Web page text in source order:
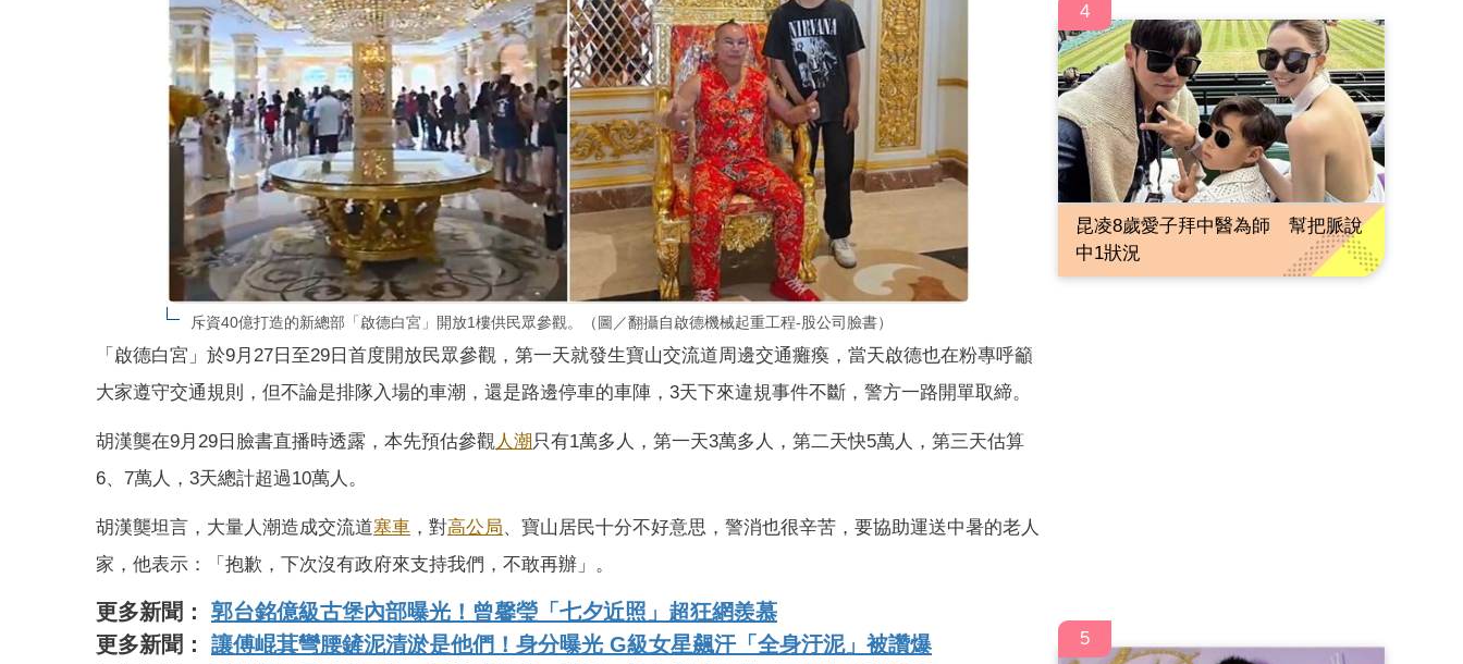
斥資40億打造的新總部「啟德白宮」開放1樓供民眾參觀。（圖／翻攝自啟德機械起重工程-股公司臉書）
「啟德白宮」於9月27日至29日首度開放民眾參觀，第一天就發生寶山交流道周邊交通癱瘓，當天啟德也在粉專呼籲
大家遵守交通規則，但不論是排隊入場的車潮，還是路邊停車的車陣，3天下來違規事件不斷，警方一路開單取締。
胡漢龑在9月29日臉書直播時透露，本先預估參觀人潮 只有1萬多人，第一天3萬多人，第二天快5萬人，第三天估算
6、7萬人，3天總計超過10萬人。
胡漢龑坦言，大量人潮造成交流道塞車 ，對高公局、寶山居民十分不好意思，警消也很辛苦，要協助運送中暑的老人
家，他表示：「抱歉，下次沒有政府來支持我們，不敢再辦」。
更多新聞： 郭台銘億級古堡內部曝光！曾馨瑩「七夕近照」超狂網羨慕
更多新聞： 讓傅崐萁彎腰鏟泥清淤是他們！身分曝光 G級女星飆汗「全身汙泥」被讚爆
4
昆凌8歲愛子拜中醫為師 幫把脈說
中1狀況
5